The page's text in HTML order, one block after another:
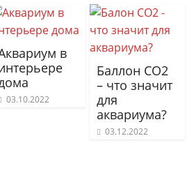
в
03.10.2022
Баллон CO2
– что значит
для
аквариума?
03.12.2022